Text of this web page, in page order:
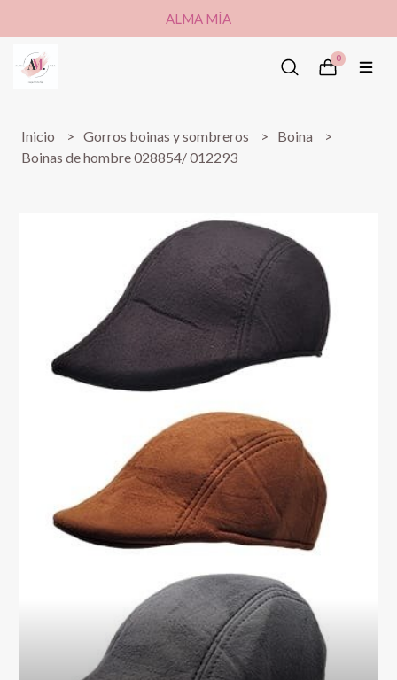
ALMA MÍA
0
Inicio Gorros boinas y sombreros
Boina
Boinas de hombre 028854/ 012293